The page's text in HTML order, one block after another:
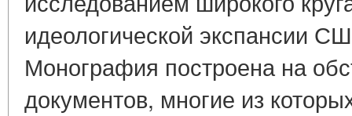
идеологической экспансии
Монография построена на
документов, многие из